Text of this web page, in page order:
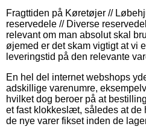
Fragttiden på Køretøjer //
reservedele // Diverse
relevant om man absolut skal
øjemed er det skam vigtigt at vi
leveringstid på den relevante
En hel del internet webshops
adskillige varenumre,
hvilket dog beroer på at
et fast klokkeslæt, således at de
de nye varer fikset inden de